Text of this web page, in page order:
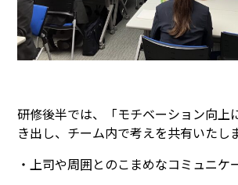
研修後半では、「モチベーション向上
き出し、チーム内で考えを共有いたし
・上司や周囲とのこまめなコミュニケ